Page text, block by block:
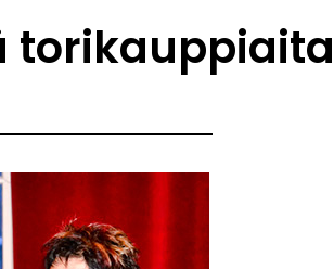
torikauppiaita